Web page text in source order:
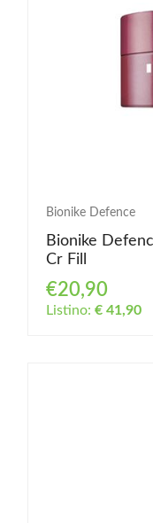
Bionike Defence
Bionike
Cr Fill
€20,90
Listino: € 41,90